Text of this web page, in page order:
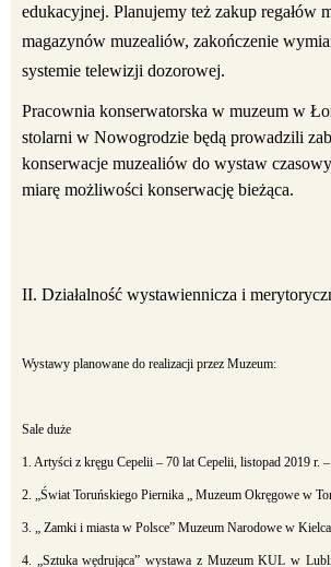
edukacyjnej. Planujemy też zakup regałów
magazynów muzealiów, zakończenie
systemie telewizji dozorowej.
Pracownia konserwatorska w muzeum w
stolarni w Nowogrodzie będą prowadzili
konserwacje muzealiów do wystaw
miarę możliwości konserwację bieżąca.
II. Działalność wystawiennicza i
Wystawy planowane do realizacji przez Muzeum:
Sale duże
1. Artyści z kręgu Cepelii – 70 lat Cepelii, listopad 2019 r.
2. „Świat Toruńskiego Piernika „ Muzeum Okręgowe w
3. „ Zamki i miasta w Polsce” Muzeum Narodowe w
4. „Sztuka wędrująca” wystawa z Muzeum KUL w